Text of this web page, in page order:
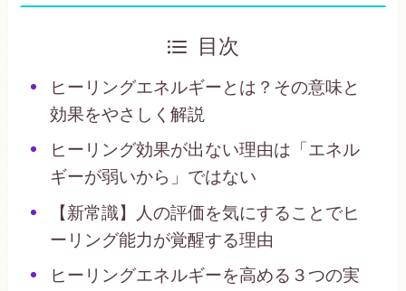
目次
ヒーリングエネルギーとは？その意味と
効果をやさしく解説
ヒーリング効果が出ない理由は「エネル
ギーが弱いから」ではない
【新常識】人の評価を気にすることでヒ
ーリング能力が覚醒する理由
ヒーリングエネルギーを高める３つの実